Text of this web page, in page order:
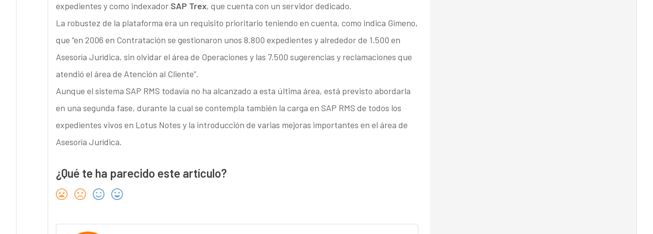
expedientes y como indexador SAP Trex, que cuenta con un servidor dedicado.
La robustez de la plataforma era un requisito prioritario teniendo en cuenta, como indica Gimeno,
que “en 2006 en Contratación se gestionaron unos 8.800 expedientes y alrededor de 1.500 en
Asesoría Jurídica, sin olvidar el área de Operaciones y las 7.500 sugerencias y reclamaciones que
atendió el área de Atención al Cliente”.
Aunque el sistema SAP RMS todavía no ha alcanzado a esta última área, está previsto abordarla
en una segunda fase, durante la cual se contempla también la carga en SAP RMS de todos los
expedientes vivos en Lotus Notes y la introducción de varias mejoras importantes en el área de
Asesoría Jurídica.
¿Qué te ha parecido este artículo?